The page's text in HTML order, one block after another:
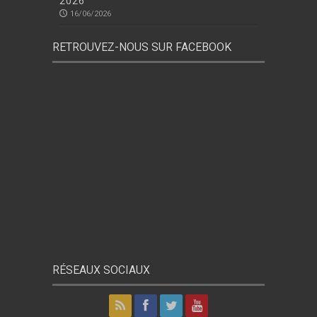
16/06/2026
RETROUVEZ-NOUS SUR FACEBOOK
RÉSEAUX SOCIAUX